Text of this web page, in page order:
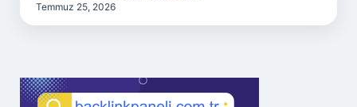
Temmuz 25, 2026